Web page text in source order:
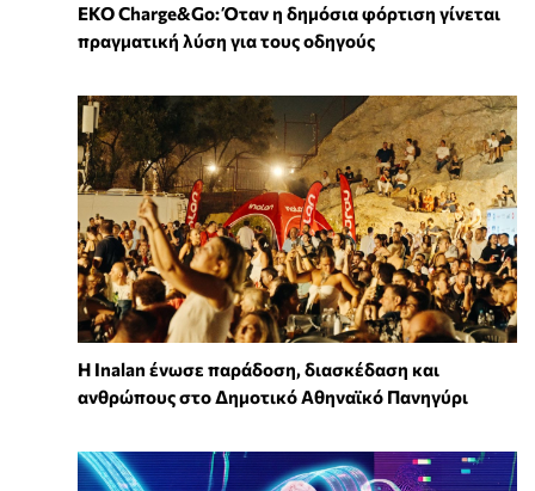
EKO Charge&Go: Όταν η δημόσια φόρτιση γίνεται
πραγματική λύση για τους οδηγούς
Η Inalan ένωσε παράδοση, διασκέδαση και
ανθρώπους στο Δημοτικό Αθηναϊκό Πανηγύρι